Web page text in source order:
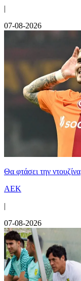
|
07-08-2026
Θα φτάσει την ντουζίνα
ΑΕΚ
|
07-08-2026